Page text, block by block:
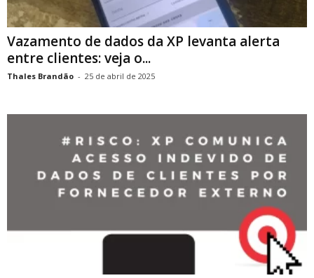
Vazamento de dados da XP levanta alerta
entre clientes: veja o...
Thales Brandão - 25 de abril de 2025